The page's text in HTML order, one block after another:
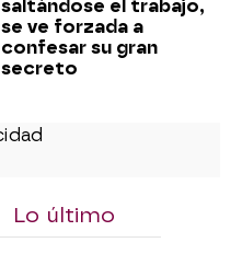
saltándose el trabajo,
se ve forzada a
confesar su gran
secreto
Lo último